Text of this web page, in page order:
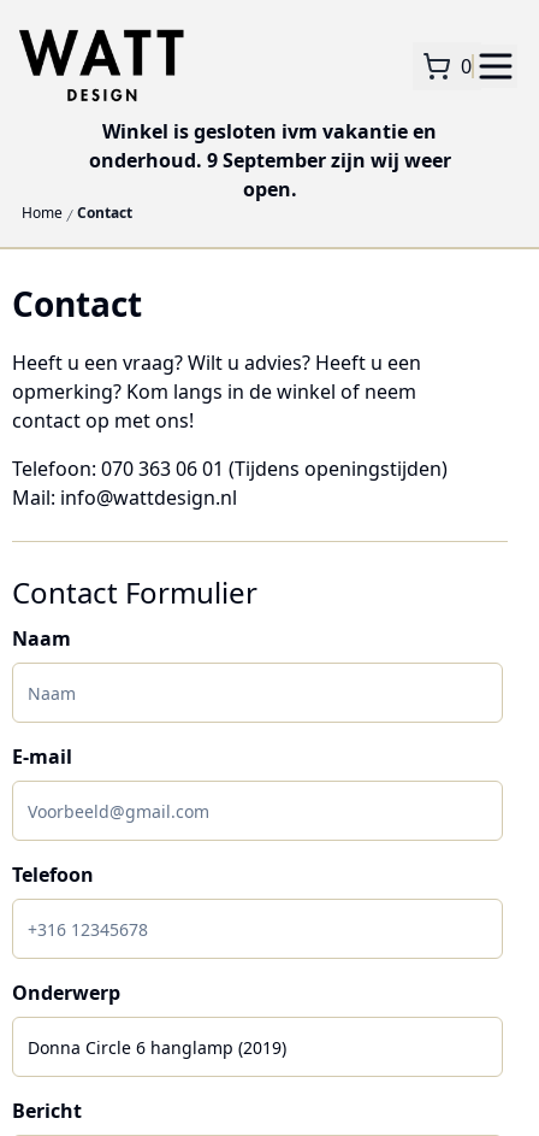
0
Winkel is gesloten ivm vakantie en
onderhoud. 9 September zijn wij weer
open.
Home Contact
Contact
Heeft u een vraag? Wilt u advies? Heeft u een
opmerking? Kom langs in de winkel of neem
contact op met ons!
Telefoon: 070 363 06 01 (Tijdens openingstijden)
Mail: info@wattdesign.nl
Contact Formulier
Naam
E-mail
Telefoon
Onderwerp
Bericht